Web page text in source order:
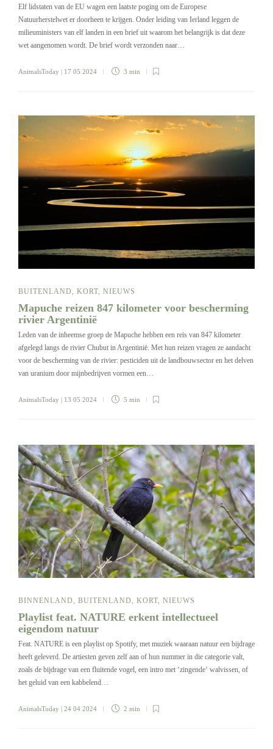
Elf lidstaten van de EU wagen een laatste poging om de Europese
Natuurherstelwet er doorheen te krijgen. Onder leiding van Ierland leggen de
milieuministers van elf landen in een brief uit waarom het belangrijk is dat deze
wet aangenomen wordt. De brief wordt verzonden naar…
AnimalsToday | 17 05 2024 3 min
BUITENLAND, KORT, NIEUWS
Mapuche reizen 847 kilometer voor bescherming
rivier Argentinië
Leden van de inheemse groep de Mapuche hebben een reis van 847 kilometer
afgelegd langs de rivier Chubut in Argentinië. Met hun reizen vragen ze aandacht
voor de bescherming van de rivier: pesticiden uit de landbouwsector en het delven
van uranium door mijnbedrijven vormen een…
AnimalsToday | 13 05 2024 5 min
BINNENLAND, BUITENLAND, KORT, NIEUWS
Playlist feat. NATURE erkent intellectueel
eigendom natuur
Feat. NATURE is een playlist op Spotify, met muziek waaraan natuur een bijdrage
heeft geleverd. De artiesten geven zelf aan of hun nummer in die categorie valt,
zoals de bijdrage van een fluitende vogel, een intro met ‘zingende‘ walvissen, of
het geluid van een kabbelend…
AnimalsToday | 24 04 2024 2 min